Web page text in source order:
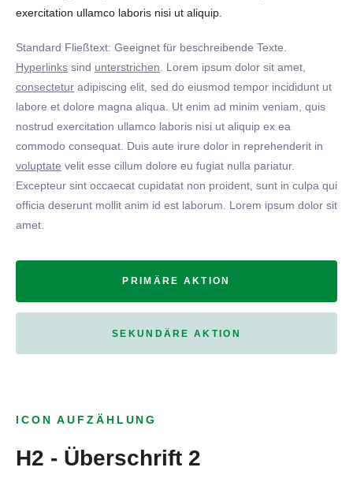
exercitation ullamco laboris nisi ut aliquip.
Standard Fließtext: Geeignet für beschreibende Texte.
Hyperlinks sind unterstrichen . Lorem ipsum dolor sit amet,
consectetur adipiscing elit, sed do eiusmod tempor incididunt ut
labore et dolore magna aliqua. Ut enim ad minim veniam, quis
nostrud exercitation ullamco laboris nisi ut aliquip ex ea
commodo consequat. Duis aute irure dolor in reprehenderit in
voluptate velit esse cillum dolore eu fugiat nulla pariatur.
Excepteur sint occaecat cupidatat non proident, sunt in culpa qui
officia deserunt mollit anim id est laborum. Lorem ipsum dolor sit
amet.
PRIMÄRE AKTION
SEKUNDÄRE AKTION
ICON AUFZÄHLUNG
H2 - Überschrift 2